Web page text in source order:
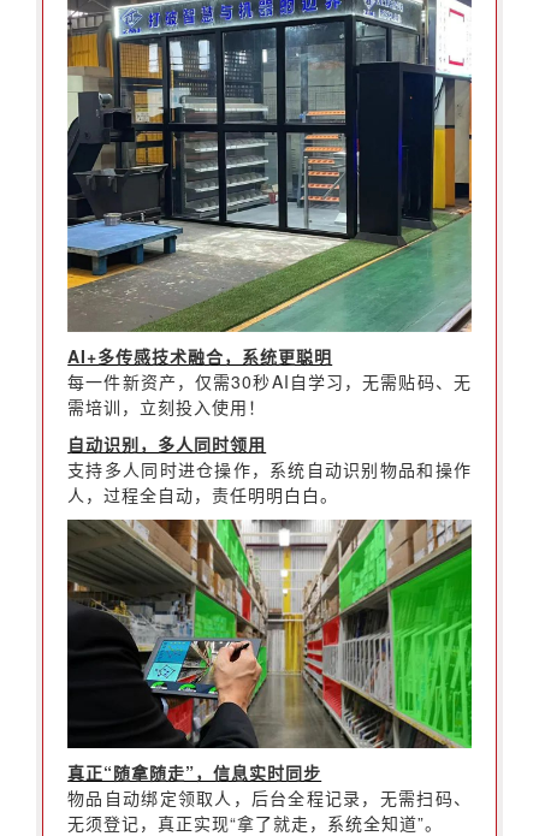
AI+多传感技术融合，系统更聪明
每一件新资产，仅需30秒AI自学习，无需贴码、无
需培训，立刻投入使用！
自动识别，多人同时领用
支持多人同时进仓操作，系统自动识别物品和操作
人，过程全自动，责任明明白白。
真正“随拿随走”，信息实时同步
物品自动绑定领取人，后台全程记录，无需扫码、
无须登记，真正实现“拿了就走，系统全知道”。